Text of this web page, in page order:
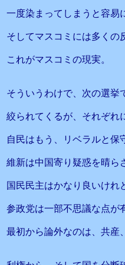
一度染まってしまうと容易
そしてマスコミには多くの
これがマスコミの現実。
そういうわけで、次の選挙
絞られてくるが、それぞれ
自民はもう、リベラルと保
維新は中国寄り疑惑を晴ら
国民民主はかなり良いけれ
参政党は一部不思議な点が
最初から論外なのは、共産